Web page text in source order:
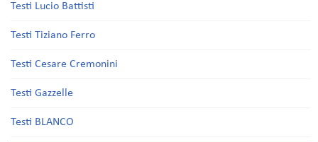
Testi Lucio Battisti
Testi Tiziano Ferro
Testi Cesare Cremonini
Testi Gazzelle
Testi BLANCO